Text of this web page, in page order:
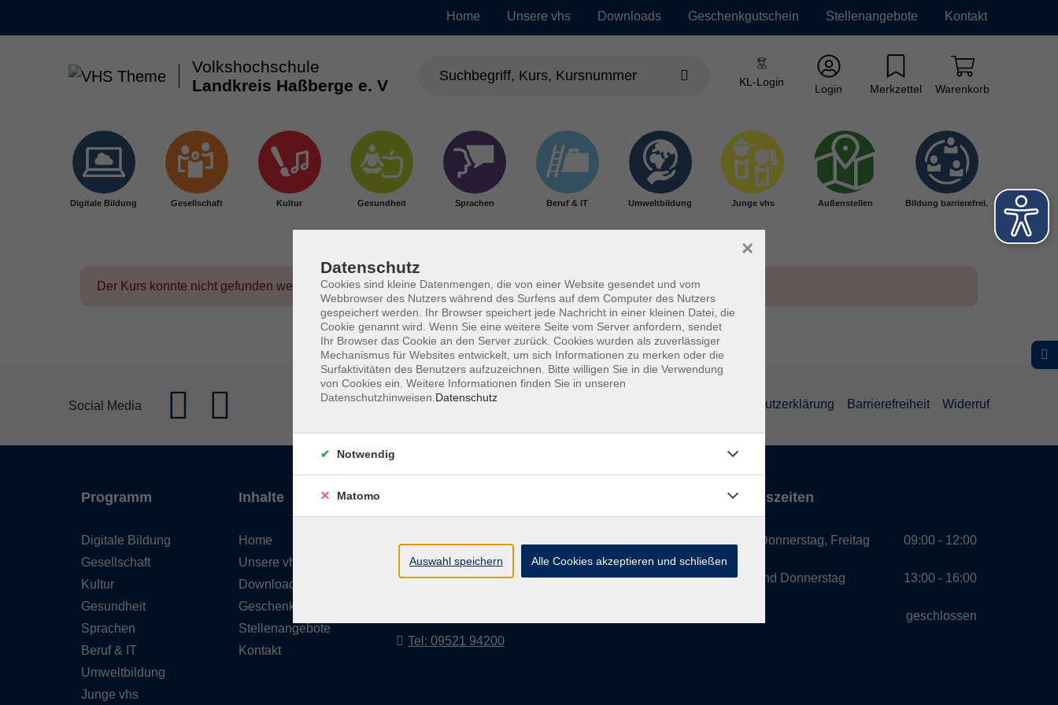
Home Unsere vhs Downloads Geschenkgutschein Stellenangebote Kontakt
Volkshochschule
Landkreis Haßberge e. V
KL-Login
Login Merkzettel Warenkorb
Digitale Bildung Gesellschaft Kultur Gesundheit Sprachen Beruf & IT Umweltbildung Junge vhs Außenstellen Bildung barrierefrei.
Der Kurs konnte nicht gefunden werden.
Social Media Datenschutzerklärung Barrierefreiheit Widerruf
Programm
Digitale Bildung
Gesellschaft
Kultur
Gesundheit
Sprachen
Beruf & IT
Umweltbildung
Junge vhs
Inhalte
Home
Unsere vhs
Downloads
Geschenkgutschein
Stellenangebote
Kontakt
Hofheimer Str. 20
97437 Haßfurt
Tel: 09521 94200
Öffnungszeiten
Montag, Donnerstag, Freitag
Montag und Donnerstag
09:00 - 12:00
13:00 - 16:00
geschlossen
Datenschutz
Cookies sind kleine Datenmengen, die von einer Website gesendet und vom
Webbrowser des Nutzers während des Surfens auf dem Computer des Nutzers
gespeichert werden. Ihr Browser speichert jede Nachricht in einer kleinen Datei, die
Cookie genannt wird. Wenn Sie eine weitere Seite vom Server anfordern, sendet
Ihr Browser das Cookie an den Server zurück. Cookies wurden als zuverlässiger
Mechanismus für Websites entwickelt, um sich Informationen zu merken oder die
Surfaktivitäten des Benutzers aufzuzeichnen. Bitte willigen Sie in die Verwendung
von Cookies ein. Weitere Informationen finden Sie in unseren
Datenschutzhinweisen. Datenschutz
×
Notwendig
Matomo
Auswahl speichern Alle Cookies akzeptieren und schließen